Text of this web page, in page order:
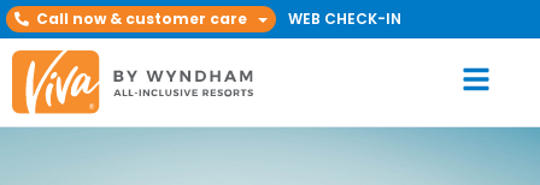
Call now & customer care WEB CHECK-IN